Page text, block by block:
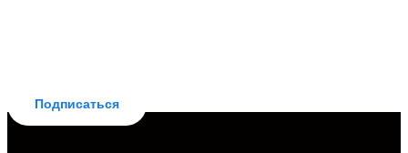
Подписаться